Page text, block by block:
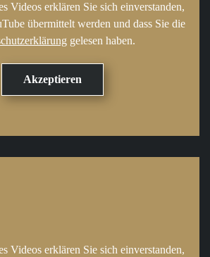
Videos erklären Sie sich einverstanden,
übermittelt werden und dass Sie die
gelesen haben.
Videos erklären Sie sich einverstanden,